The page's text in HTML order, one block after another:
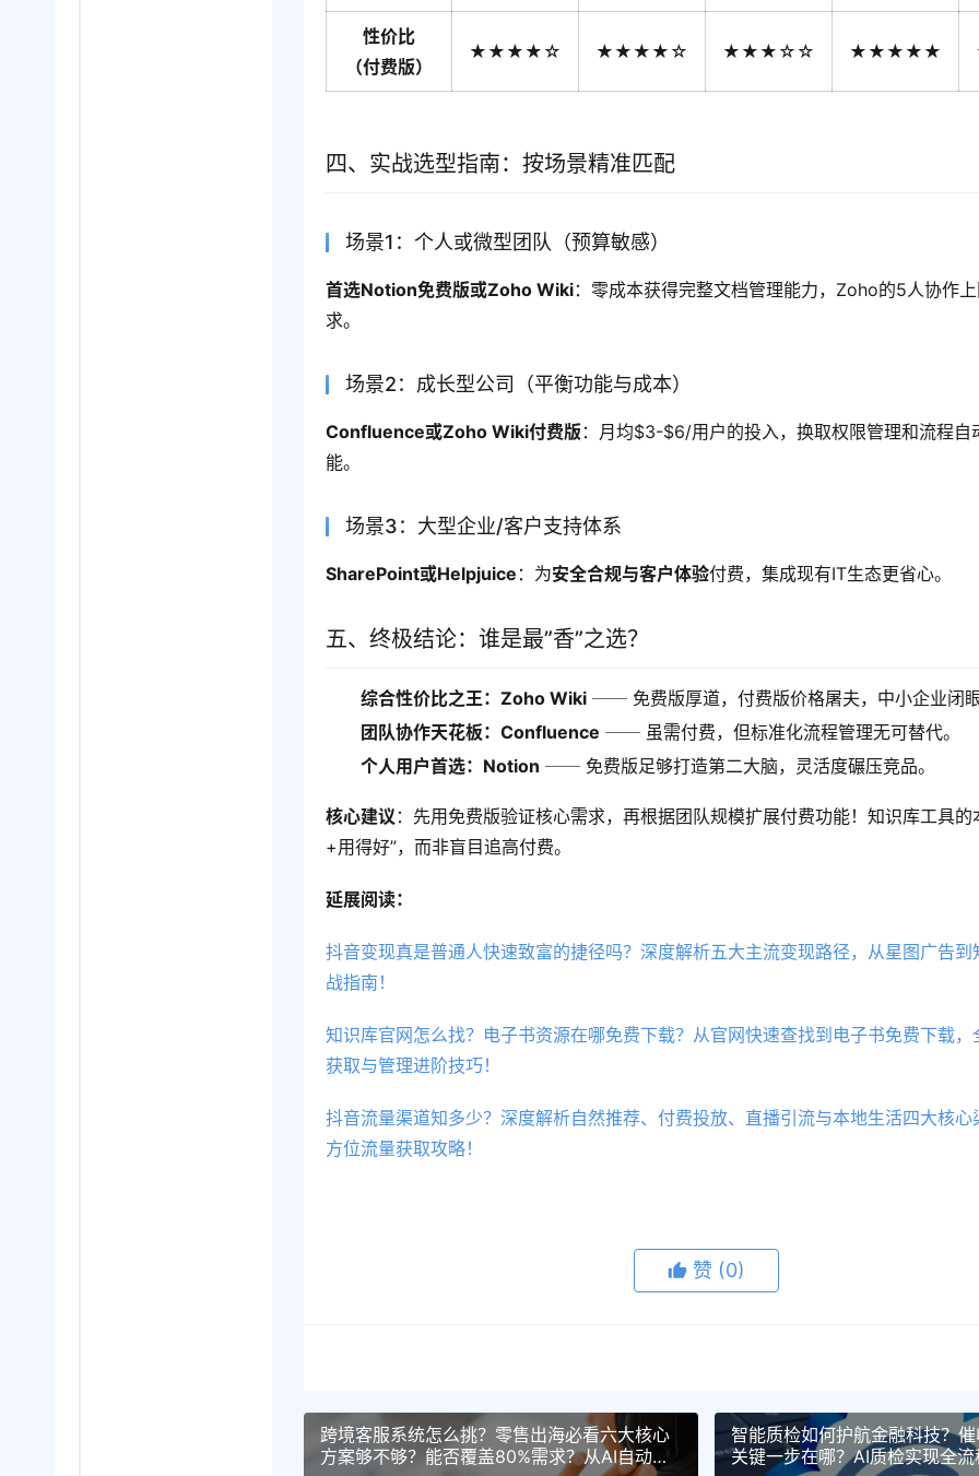
性价比
（付费版）
★★★★☆ ★★★★☆ ★★★☆☆ ★★★★★
四、实战选型指南：按场景精准匹配
场景1：个人或微型团队（预算敏感）
首选Notion免费版或Zoho Wiki：零成本获得完整文档管理能力，Zoho的5人协作
求。
场景2：成长型公司（平衡功能与成本）
Confluence或Zoho Wiki付费版：月均$3-$6/用户的投入，换取权限管理和流程自
能。
场景3：大型企业/客户支持体系
SharePoint或Helpjuice ：为安全合规与客户体验付费，集成现有IT生态更省心。
五、终极结论：谁是最”香”之选？
综合性价比之王：Zoho Wiki ── 免费版厚道，付费版价格屠夫，中小企业闭
团队协作天花板：Confluence ── 虽需付费，但标准化流程管理无可替代。
个人用户首选：Notion ── 免费版足够打造第二大脑，灵活度碾压竞品。
核心建议 ：先用免费版验证核心需求，再根据团队规模扩展付费功能！知识库工具的
+用得好”，而非盲目追高付费。
延展阅读：
抖音变现真是普通人快速致富的捷径吗？深度解析五大主流变现路径，从星图广告到
战指南！
知识库官网怎么找？电子书资源在哪免费下载？从官网快速查找到电子书免费下载，
获取与管理进阶技巧！
抖音流量渠道知多少？深度解析自然推荐、付费投放、直播引流与本地生活四大核心
方位流量获取攻略！
赞 (0)
跨境客服系统怎么挑？零售出海必看六大核心
方案够不够？能否覆盖80%需求？从AI自动化
智能质检如何护航金融科技？
关键一步在哪？AI质检实现全